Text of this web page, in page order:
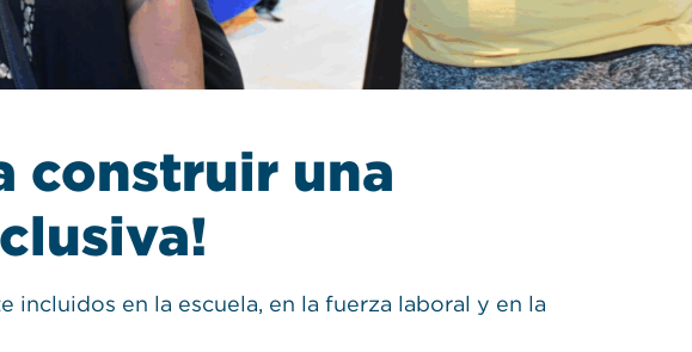
construir una
incluidos en la escuela, en la fuerza laboral y en la